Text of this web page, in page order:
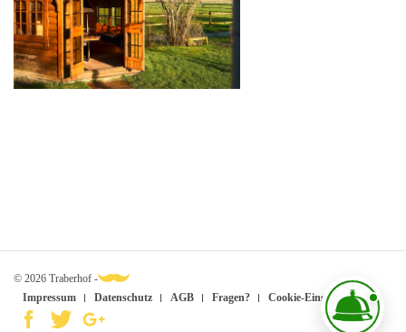
© 2026 Traberhof -
Impressum
Datenschutz AGB Fragen? Cookie-Einstellungen